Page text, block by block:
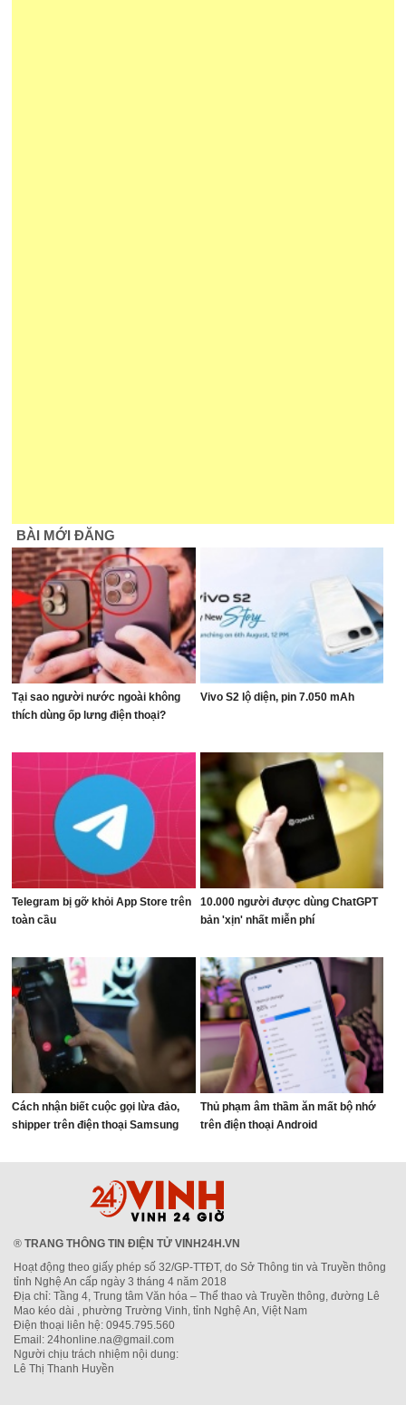
BÀI MỚI ĐĂNG
Tại sao người nước ngoài không
thích dùng ốp lưng điện thoại?
Vivo S2 lộ diện, pin 7.050 mAh
Telegram bị gỡ khỏi App Store trên
toàn cầu
10.000 người được dùng ChatGPT
bản 'xịn' nhất miễn phí
Cách nhận biết cuộc gọi lừa đảo,
shipper trên điện thoại Samsung
Thủ phạm âm thầm ăn mất bộ nhớ
trên điện thoại Android
® TRANG THÔNG TIN ĐIỆN TỬ VINH24H.VN
Hoạt động theo giấy phép số 32/GP-TTĐT, do Sở Thông tin và Truyền thông
tỉnh Nghệ An cấp ngày 3 tháng 4 năm 2018
Địa chỉ: Tầng 4, Trung tâm Văn hóa – Thể thao và Truyền thông, đường Lê
Mao kéo dài , phường Trường Vinh, tỉnh Nghệ An, Việt Nam
Điện thoại liên hệ: 0945.795.560
Email: 24honline.na@gmail.com
Người chịu trách nhiệm nội dung:
Lê Thị Thanh Huyền